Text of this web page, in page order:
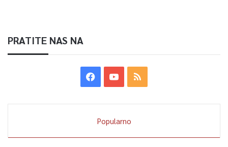
PRATITE NAS NA
Popularno